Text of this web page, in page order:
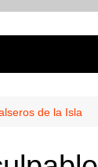
de la Isla